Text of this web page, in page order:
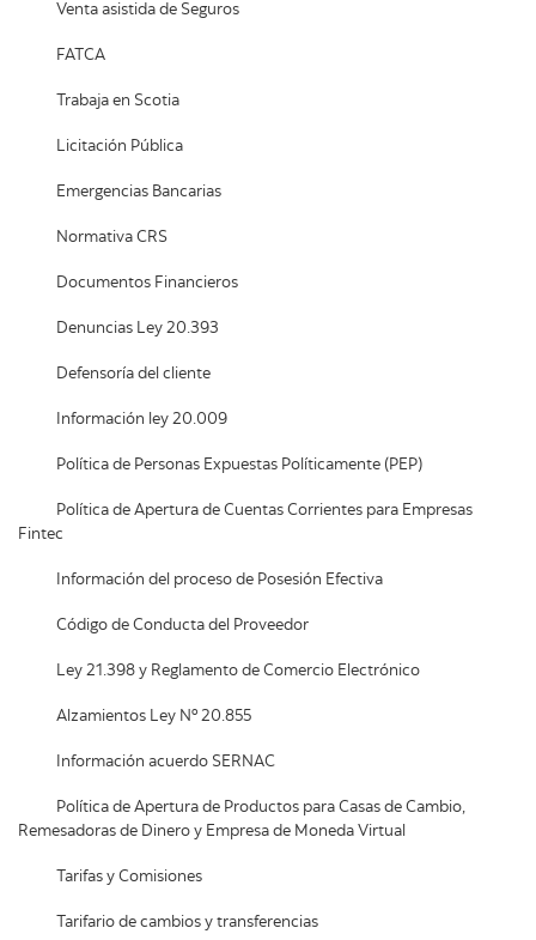
Venta asistida de Seguros
FATCA
Trabaja en Scotia
Licitación Pública
Emergencias Bancarias
Normativa CRS
Documentos Financieros
Denuncias Ley 20.393
Defensoría del cliente
Información ley 20.009
Política de Personas Expuestas Políticamente (PEP)
Política de Apertura de Cuentas Corrientes para Empresas
Fintec
Información del proceso de Posesión Efectiva
Código de Conducta del Proveedor
Ley 21.398 y Reglamento de Comercio Electrónico
Alzamientos Ley Nº 20.855
Información acuerdo SERNAC
Política de Apertura de Productos para Casas de Cambio,
Remesadoras de Dinero y Empresa de Moneda Virtual
Tarifas y Comisiones
Tarifario de cambios y transferencias